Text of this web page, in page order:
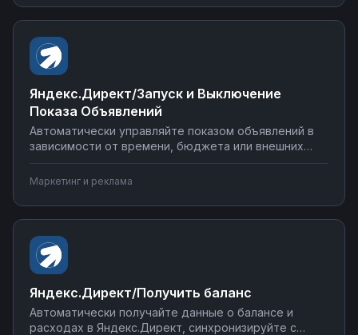
сложные за час.
Яндекс.Директ/Запуск и Выключение
Показа Объявлений
Автоматически управляйте показом объявлений в
зависимости от времени, бюджета или внешних
отправляйте уведомления о статусе рекламы в
мессенджеры, интегрируйте с системами
аналитики. Настраивайте автоматическое
включение и выключение рекламы через Nodul.
Маркетинг и реклама
Яндекс.Директ/Получить баланс
Автоматически получайте данные о балансе и
расходах в Яндекс.Директ, синхронизируйте с